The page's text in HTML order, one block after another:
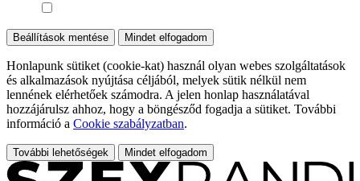
Beállítások mentése Mindet elfogadom
Honlapunk sütiket (cookie-kat) használ olyan webes szolgáltatások
és alkalmazások nyújtása céljából, melyek sütik nélkül nem
lennének elérhetőek számodra. A jelen honlap használatával
hozzájárulsz ahhoz, hogy a böngésződ fogadja a sütiket. További
információ a Cookie szabályzatban.
További lehetőségek Mindet elfogadom